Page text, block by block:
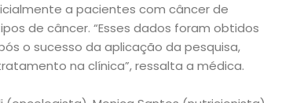
a pacientes com câncer de
de câncer. “Esses dados foram obtidos
o sucesso da aplicação da pesquisa,
na clínica”, ressalta a médica.